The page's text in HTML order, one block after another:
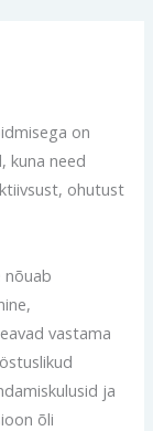
on
kuna need
ohutust
nõuab
vastama
ja
õli